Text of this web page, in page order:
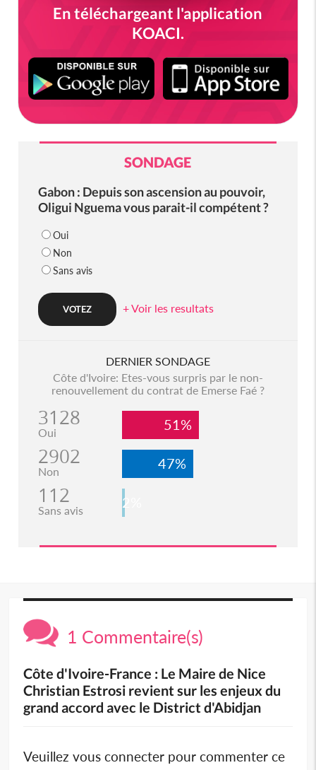
En téléchargeant l'application
KOACI.
SONDAGE
Gabon : Depuis son ascension au pouvoir,
Oligui Nguema vous parait-il compétent ?
Oui
Non
Sans avis
+ Voir les resultats
DERNIER SONDAGE
Côte d'Ivoire: Etes-vous surpris par le non-
renouvellement du contrat de Emerse Faé ?
3128
Oui 51%
2902
Non 47%
112
Sans avis 2%
1 Commentaire(s)
Côte d'Ivoire-France : Le Maire de Nice
Christian Estrosi revient sur les enjeux du
grand accord avec le District d'Abidjan
Veuillez vous connecter pour commenter ce